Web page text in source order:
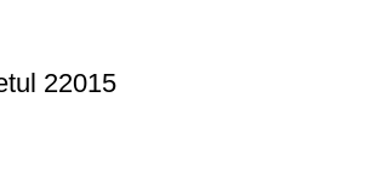
22015